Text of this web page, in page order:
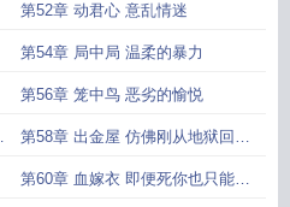
第52章 动君心 意乱情迷
第54章 局中局 温柔的暴力
第56章 笼中鸟 恶劣的愉悦
第58章 出金屋 仿佛刚从地狱回来
的恶鬼
第60章 血嫁衣 即便死你也只能死